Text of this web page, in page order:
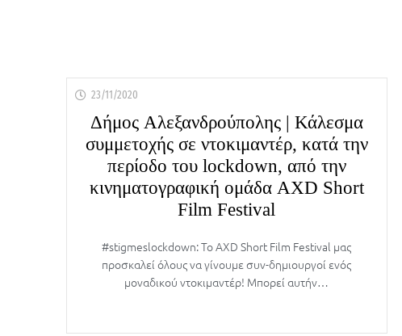
23/11/2020
Δήμος Αλεξανδρούπολης | Κάλεσμα
συμμετοχής σε ντοκιμαντέρ, κατά την
περίοδο του lockdown, από την
κινηματογραφική ομάδα AXD Short
Film Festival
#stigmeslockdown: Το AXD Short Film Festival μας
προσκαλεί όλους να γίνουμε συν-δημιουργοί ενός
μοναδικού ντοκιμαντέρ! Μπορεί αυτήν…